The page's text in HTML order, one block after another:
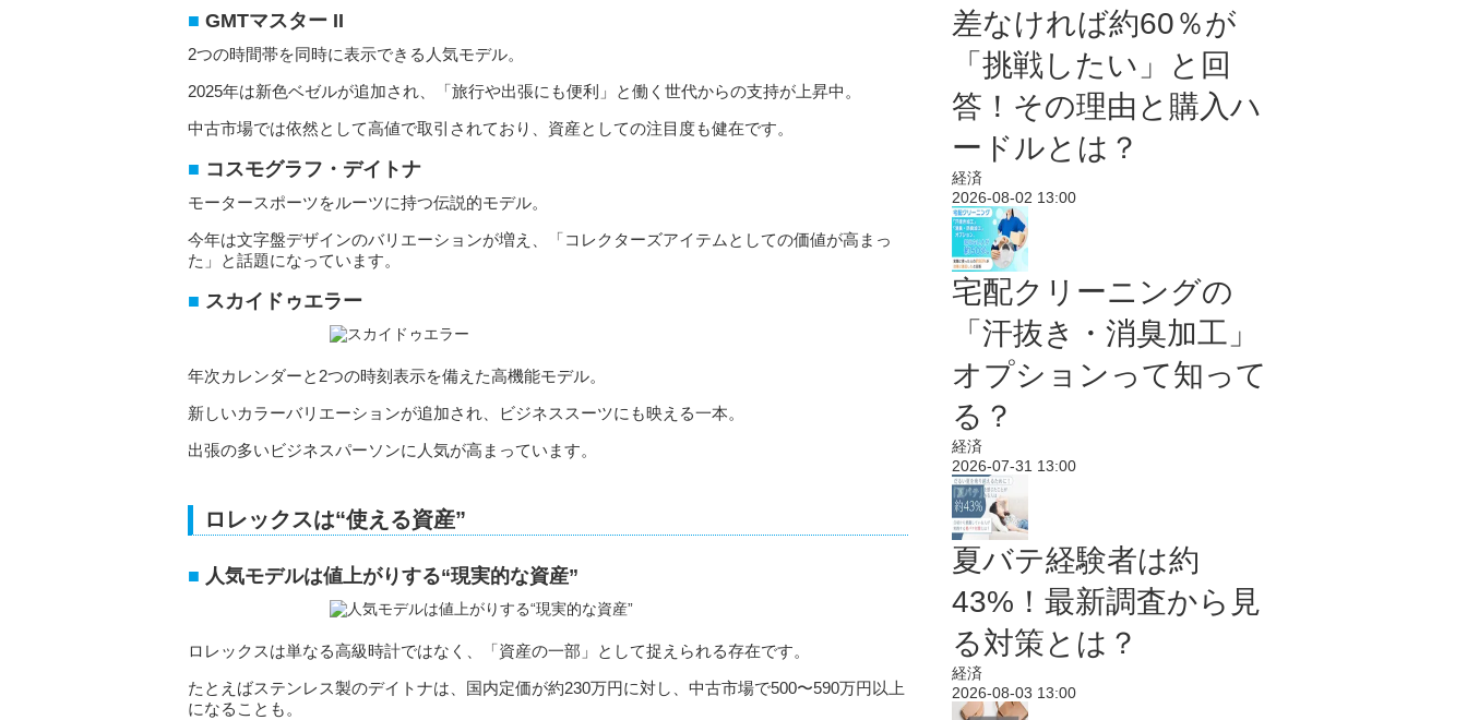
GMTマスター II
2つの時間帯を同時に表示できる人気モデル。
2025年は新色ベゼルが追加され、「旅行や出張にも便利」と働く世代からの支持が上昇中。
中古市場では依然として高値で取引されており、資産としての注目度も健在です。
コスモグラフ・デイトナ
モータースポーツをルーツに持つ伝説的モデル。
今年は文字盤デザインのバリエーションが増え、「コレクターズアイテムとしての価値が高まっ
た」と話題になっています。
スカイドゥエラー
年次カレンダーと2つの時刻表示を備えた高機能モデル。
新しいカラーバリエーションが追加され、ビジネススーツにも映える一本。
出張の多いビジネスパーソンに人気が高まっています。
ロレックスは“使える資産”
人気モデルは値上がりする“現実的な資産”
ロレックスは単なる高級時計ではなく、「資産の一部」として捉えられる存在です。
たとえばステンレス製のデイトナは、国内定価が約230万円に対し、中古市場で500〜590万円以上
になることも。
差なければ約60％が
「挑戦したい」と回
答！その理由と購入ハ
ードルとは？
経済
2026-08-02 13:00
宅配クリーニングの
「汗抜き・消臭加工」
オプションって知って
る？
経済
2026-07-31 13:00
夏バテ経験者は約
43%！最新調査から見
る対策とは？
経済
2026-08-03 13:00